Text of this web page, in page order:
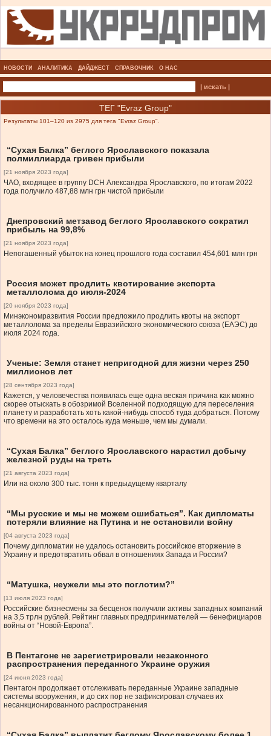
НОВОСТИ АНАЛИТИКА ДАЙДЖЕСТ СПРАВОЧНИК О НАС
| искать |
ТЕГ "Evraz Group"
Результаты 101–120 из 2975 для тега "Evraz Group".
“Сухая Балка” беглого Ярославского показала
полмиллиарда гривен прибыли
[21 ноября 2023 года]
ЧАО, входящее в группу DCH Александра Ярославского, по итогам 2022
года получило 487,88 млн грн чистой прибыли
Днепровский метзавод беглого Ярославского сократил
прибыль на 99,8%
[21 ноября 2023 года]
Непогашенный убыток на конец прошлого года составил 454,601 млн грн
Россия может продлить квотирование экспорта
металлолома до июля-2024
[20 ноября 2023 года]
Минэкономразвития России предложило продлить квоты на экспорт
металлолома за пределы Евразийского экономического союза (ЕАЭС) до
июля 2024 года.
Ученые: Земля станет непригодной для жизни через 250
миллионов лет
[28 сентября 2023 года]
Кажется, у человечества появилась еще одна веская причина как можно
скорее отыскать в обозримой Вселенной подходящую для переселения
планету и разработать хоть какой-нибудь способ туда добраться. Потому
что времени на это осталось куда меньше, чем мы думали.
“Сухая Балка” беглого Ярославского нарастил добычу
железной руды на треть
[21 августа 2023 года]
Или на около 300 тыс. тонн к предыдущему кварталу
“Мы русские и мы не можем ошибаться”. Как дипломаты
потеряли влияние на Путина и не остановили войну
[04 августа 2023 года]
Почему дипломатии не удалось остановить российское вторжение в
Украину и предотвратить обвал в отношениях Запада и России?
“Матушка, неужели мы это поглотим?”
[13 июля 2023 года]
Российские бизнесмены за бесценок получили активы западных компаний
на 3,5 трлн рублей. Рейтинг главных предпринимателей — бенефициаров
войны от “Новой-Европа”.
В Пентагоне не зарегистрировали незаконного
распространения переданного Украине оружия
[24 июня 2023 года]
Пентагон продолжает отслеживать переданные Украине западные
системы вооружения, и до сих пор не зафиксировал случаев их
несанкционированного распространения